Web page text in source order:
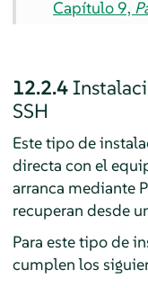
Capítulo 9,
12.2.4
SSH
Este tipo de
directa con el
arranca mediante
recuperan desde
Para este tipo de
cumplen los